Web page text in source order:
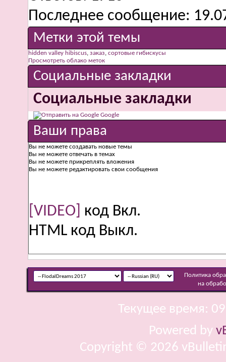
Последнее сообщение:
Метки этой темы
hidden valley hibiscus, заказ, сортовые гибискусы
Просмотреть облако меток
Социальные закладки
Социальные закладки
Google
Ваши права
Вы не можете создавать новые темы
Вы не можете отвечать в темах
Вы не можете прикреплять вложения
Вы не можете редактировать свои сообщения
[VIDEO] код Вкл.
HTML код Выкл.
Политика
на
Текущее время:
Powered by
Copyright © 2026